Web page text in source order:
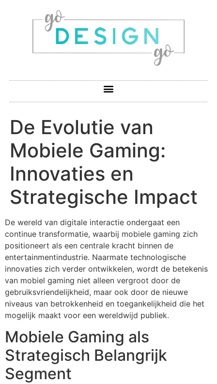
De Evolutie van
Mobiele Gaming:
Innovaties en
Strategische Impact
De wereld van digitale interactie ondergaat een
continue transformatie, waarbij mobiele gaming zich
positioneert als een centrale kracht binnen de
entertainmentindustrie. Naarmate technologische
innovaties zich verder ontwikkelen, wordt de betekenis
van mobiel gaming niet alleen vergroot door de
gebruiksvriendelijkheid, maar ook door de nieuwe
niveaus van betrokkenheid en toegankelijkheid die het
mogelijk maakt voor een wereldwijd publiek.
Mobiele Gaming als
Strategisch Belangrijk
Segment